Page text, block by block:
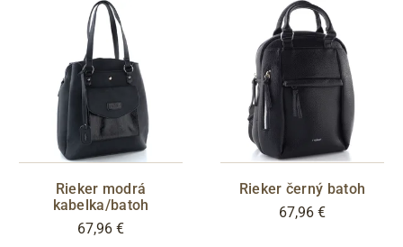
Rieker modrá
kabelka/batoh
67,96 €
Rieker černý batoh
67,96 €